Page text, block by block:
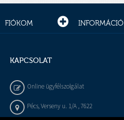
FIÓKOM INFORMÁCIÓ
KAPCSOLAT
Online ügyfélszolgálat
Pécs, Verseny u. 1/A , 7622